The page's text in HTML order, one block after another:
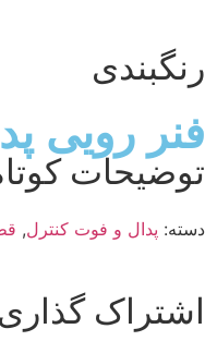
رنگبندی
فنر رویی
توضیحات
دسته: پدال و فوت کنترل,
اشتراک